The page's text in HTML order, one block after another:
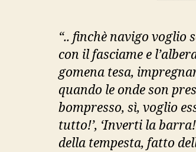
“.. finchè navigo voglio
con il fasciame e
gomena tesa,
quando le onde son
bompresso, sì, voglio
tutto!’, ‘Inverti la
della tempesta, fatto